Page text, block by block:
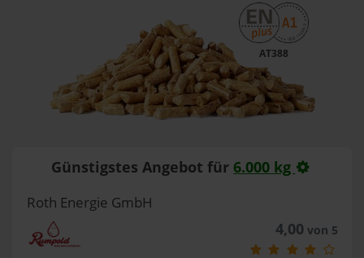
AT388
Günstigstes Angebot für 6.000 kg
Roth Energie GmbH
4,00 von 5